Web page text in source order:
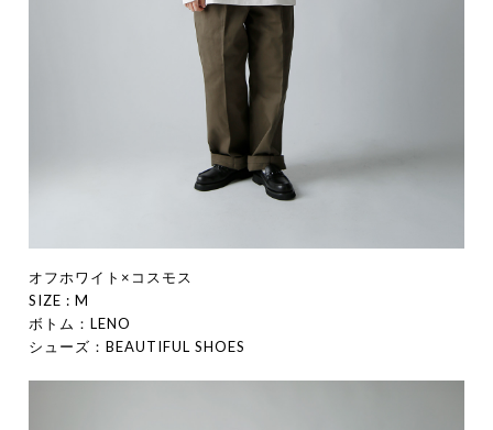
オフホワイト×コスモス
SIZE : M
ボトム：LENO
シューズ：BEAUTIFUL SHOES